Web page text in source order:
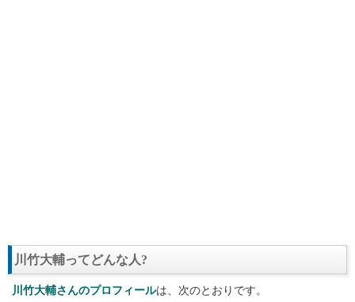
川竹大輔ってどんな人?
川竹大輔さんのプロフィールは、次のとおりです。